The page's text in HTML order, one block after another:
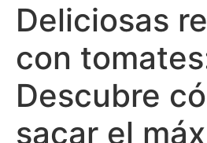
Deliciosas
con
Descubre
sacar el